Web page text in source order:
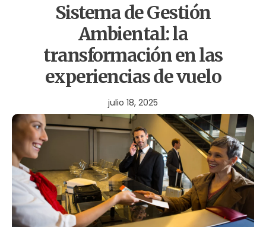
Sistema de Gestión
Ambiental: la
transformación en las
experiencias de vuelo
julio 18, 2025